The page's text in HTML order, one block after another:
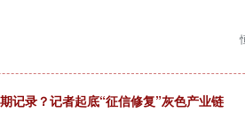
记录？记者起底“征信修复”灰色产业链